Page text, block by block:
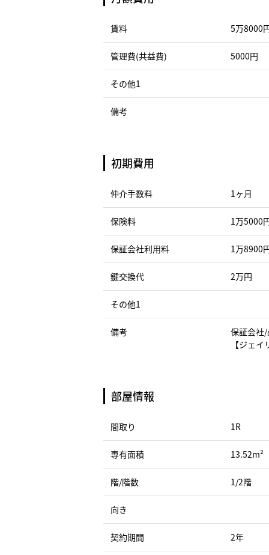
賃料 5万8000
管理費(共益費) 5000円
その他1
備考
初期費用
仲介手数料 1ヶ月
保険料 1万5000
保証会社利用料 1万8900
鍵交換代 2万円
その他1
備考
保証会社
【ジェ
部屋情報
間取り 1R
専有面積 13.52m²
階/階数 1/2階
向き
契約期間 2年